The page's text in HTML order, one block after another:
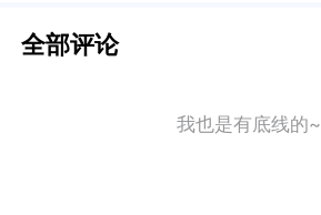
全部评论
我也是有底线的~